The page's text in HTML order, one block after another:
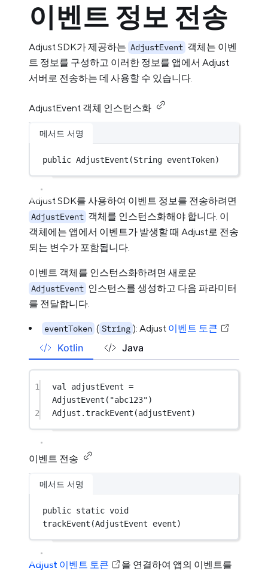
이벤트 정보 전송
Adjust SDK가 제공하는 AdjustEvent 객체는 이벤
트 정보를 구성하고 이러한 정보를 앱에서 Adjust
서버로 전송하는 데 사용할 수 있습니다.
AdjustEvent 객체 인스턴스화
메서드 서명
public AdjustEvent (String eventToken)
Adjust SDK를 사용하여 이벤트 정보를 전송하려면
AdjustEvent 객체를 인스턴스화해야 합니다. 이
객체에는 앱에서 이벤트가 발생할 때 Adjust로 전송
되는 변수가 포함됩니다.
이벤트 객체를 인스턴스화하려면 새로운
AdjustEvent 인스턴스를 생성하고 다음 파라미터
를 전달합니다.
eventToken ( String ): Adjust 이벤트 토큰
Kotlin Java
1 val adjustEvent =
AdjustEvent ( "abc123")
2
Adjust.trackEvent (adjustEvent)
이벤트 전송
메서드 서명
public static void
trackEvent (AdjustEvent event)
Adjust 이벤트 토큰
을 연결하여 앱의 이벤트를